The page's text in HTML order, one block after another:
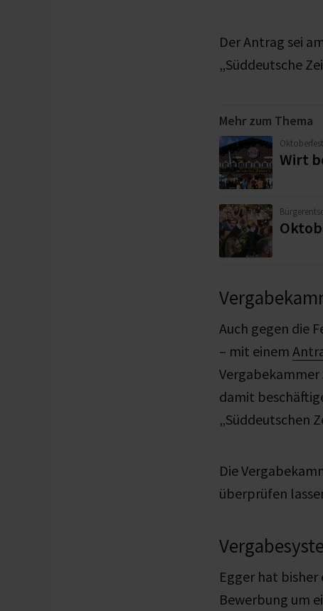
Der Antrag sei
„Süddeutsche
Mehr zum Thema
Wirt
Auch gegen die
– mit einem
Vergabekammer
damit
„Süddeutschen
Die
überprüfen
Egger hat
Bewerbung um